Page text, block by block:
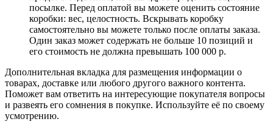
посылке. Перед оплатой вы можете оценить состояние
коробки: вес, целостность. Вскрывать коробку
самостоятельно вы можете только после оплаты заказа.
Один заказ может содержать не больше 10 позиций и
его стоимость не должна превышать 100 000 р.
Дополнительная вкладка для размещения информации о
товарах, доставке или любого другого важного контента.
Поможет вам ответить на интересующие покупателя вопросы
и развеять его сомнения в покупке. Используйте её по своему
усмотрению.